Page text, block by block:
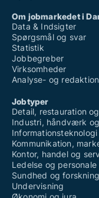
Om jobmarkedet i
Data & Indsigter
Spørgsmål og svar
Statistik
Jobbegreber
Virksomheder
Analyse- og
Jobtyper
Detail, restauration
Industri, håndværk
Informationsteknologi
Kommunikation,
Kontor, handel og
Ledelse og personale
Sundhed og forskning
Undervisning